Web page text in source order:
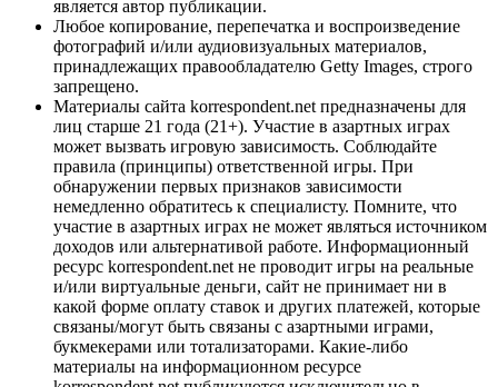
является автор публикации.
Любое копирование, перепечатка и воспроизведение
фотографий и/или аудиовизуальных материалов,
принадлежащих правообладателю Getty Images, строго
запрещено.
Материалы сайта korrespondent.net предназначены для
лиц старше 21 года (21+). Участие в азартных играх
может вызвать игровую зависимость. Соблюдайте
правила (принципы) ответственной игры. При
обнаружении первых признаков зависимости
немедленно обратитесь к специалисту. Помните, что
участие в азартных играх не может являться источником
доходов или альтернативой работе. Информационный
ресурс korrespondent.net не проводит игры на реальные
и/или виртуальные деньги, сайт не принимает ни в
какой форме оплату ставок и других платежей, которые
связаны/могут быть связаны с азартными играми,
букмекерами или тотализаторами. Какие-либо
материалы на информационном ресурсе